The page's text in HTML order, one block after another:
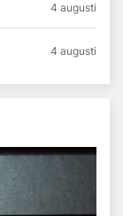
4 augusti
4 augusti